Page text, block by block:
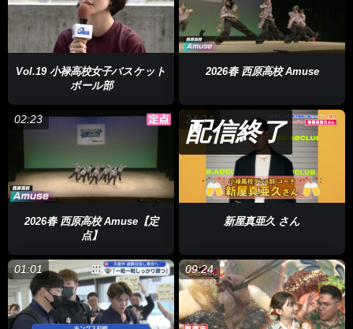
Vol.19 小禄高校女子バスケット
ボール部
2026春 西原高校 Amuse
02:23
2026春 西原高校 Amuse【定
点】
24:24
配信終了
新屋真亜久 さん
01:01 09:24